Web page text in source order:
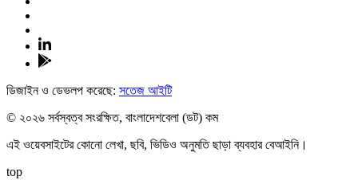
ডিজাইন ও ডেভলপ করেছে: সতেজ আইটি
© ২০২৬ সর্বস্বত্ব সংরক্ষিত, বাংলাদেশবেলা (ডট) কম
এই ওয়েবসাইটের কোনো লেখা, ছবি, ভিডিও অনুমতি ছাড়া ব্যবহার বেআইনি।
top